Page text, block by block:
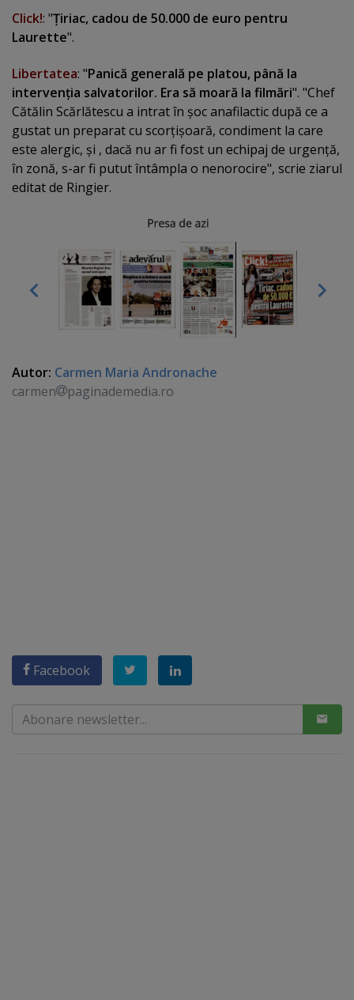
Click!: "Ţiriac, cadou de 50.000 de euro pentru
Laurette".
Libertatea: "Panică generală pe platou, până la
intervenţia salvatorilor. Era să moară la filmări". "Chef
Cătălin Scărlătescu a intrat în şoc anafilactic după ce a
gustat un preparat cu scorţişoară, condiment la care
este alergic, şi , dacă nu ar fi fost un echipaj de urgenţă,
în zonă, s-ar fi putut întâmpla o nenorocire", scrie ziarul
editat de Ringier.
Autor: Carmen Maria Andronache
carmen
paginademedia.ro
Facebook